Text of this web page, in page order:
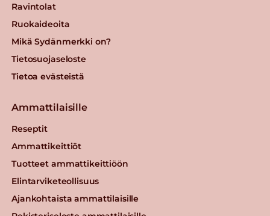
Ravintolat
Ruokaideoita
Mikä Sydänmerkki on?
Tietosuojaseloste
Tietoa evästeistä
Ammattilaisille
Reseptit
Ammattikeittiöt
Tuotteet ammattikeittiöön
Elintarviketeollisuus
Ajankohtaista ammattilaisille